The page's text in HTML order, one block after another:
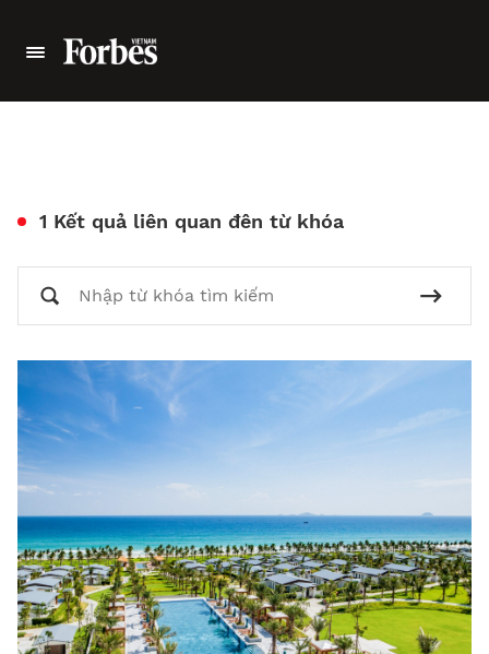
1 Kết quả liên quan đên từ khóa